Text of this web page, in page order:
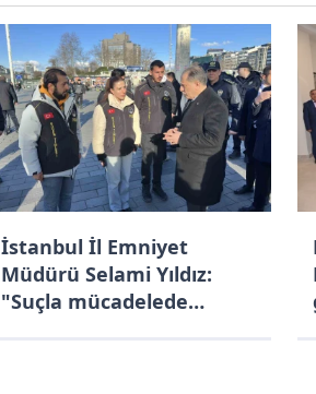
İstanbul İl Emniyet
Müdürü Selami Yıldız:
"Suçla mücadelede